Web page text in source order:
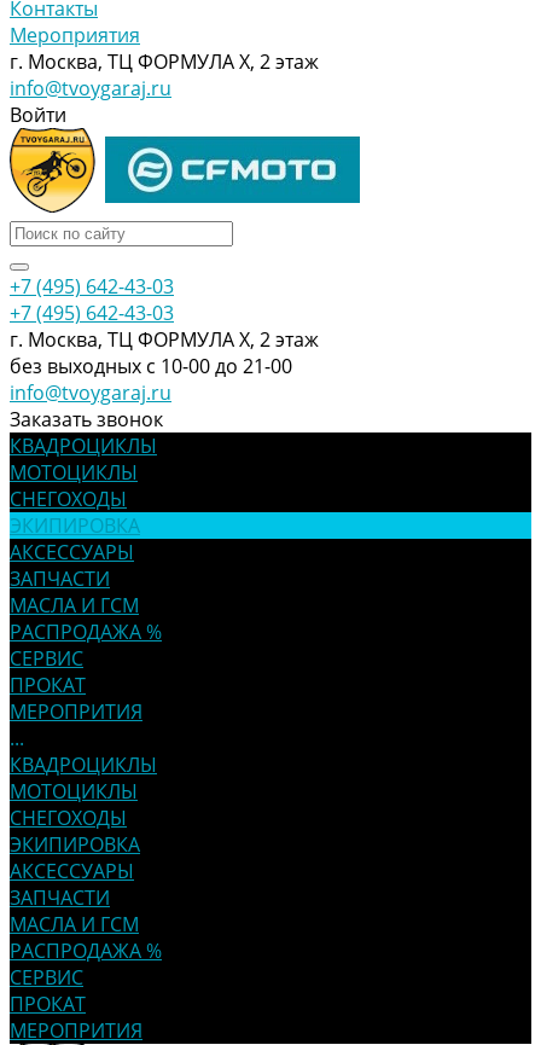
Контакты
Мероприятия
г. Москва, ТЦ ФОРМУЛА Х, 2 этаж
info@tvoygaraj.ru
Войти
+7 (495) 642-43-03
+7 (495) 642-43-03
г. Москва, ТЦ ФОРМУЛА Х, 2 этаж
без выходных с 10-00 до 21-00
info@tvoygaraj.ru
Заказать звонок
КВАДРОЦИКЛЫ
МОТОЦИКЛЫ
СНЕГОХОДЫ
ЭКИПИРОВКА
АКСЕССУАРЫ
ЗАПЧАСТИ
МАСЛА И ГСМ
РАСПРОДАЖА %
СЕРВИС
ПРОКАТ
МЕРОПРИТИЯ
...
КВАДРОЦИКЛЫ
МОТОЦИКЛЫ
СНЕГОХОДЫ
ЭКИПИРОВКА
АКСЕССУАРЫ
ЗАПЧАСТИ
МАСЛА И ГСМ
РАСПРОДАЖА %
СЕРВИС
ПРОКАТ
МЕРОПРИТИЯ